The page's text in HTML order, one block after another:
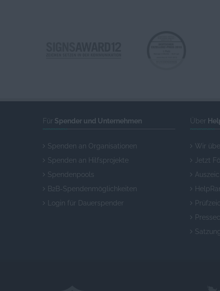
Für Spender und Unternehmen
Spenden an Organisationen
Spenden an Hilfsprojekte
Spendenpools
B2B-Spendenmöglichkeiten
Login für Dauerspender
Über
Wir
Jetzt